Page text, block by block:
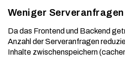
Weniger Serveranfragen
Da das Frontend und Backend
Anzahl der Serveranfragen
Inhalte zwischenspeichern